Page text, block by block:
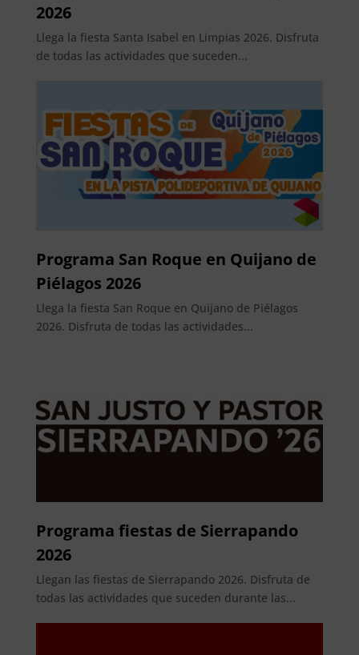
2026
Llega la fiesta Santa Isabel en Limpias 2026. Disfruta
de todas las actividades que suceden...
Programa San Roque en Quijano de
Piélagos 2026
Llega la fiesta San Roque en Quijano de Piélagos
2026. Disfruta de todas las actividades...
Programa fiestas de Sierrapando
2026
Llegan las fiestas de Sierrapando 2026. Disfruta de
todas las actividades que suceden durante las...